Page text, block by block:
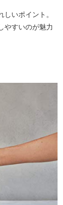
しいポイント。
やすいのが魅力